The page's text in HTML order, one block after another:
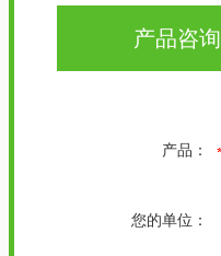
产品咨询
产品：
您的单位：